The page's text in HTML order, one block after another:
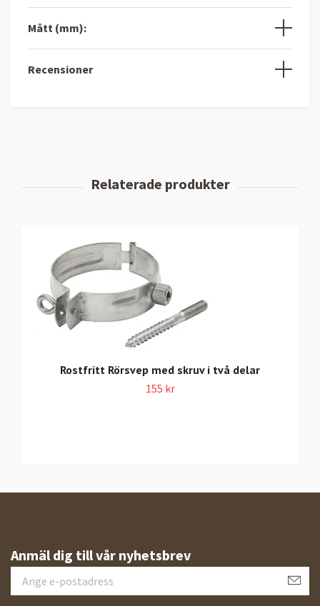
Mått (mm):
Recensioner
Rostfritt Rörsvep med skruv i två delar
155 kr
Anmäl dig till vår nyhetsbrev